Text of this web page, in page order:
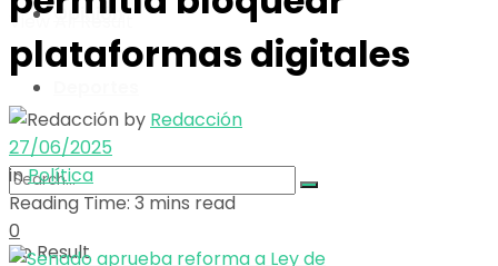
View All Result
Opinión
No Result
plataformas digitales
by Redacción
27/06/2025
inPolítica
Reading Time: 3 mins read
0